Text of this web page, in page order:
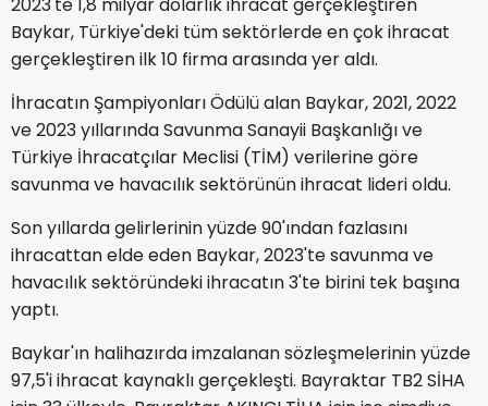
Baykar, Türkiye'deki tüm sektörlerde en çok ihracat
gerçekleştiren ilk 10 firma arasında yer aldı.
İhracatın Şampiyonları Ödülü alan Baykar, 2021, 2022
ve 2023 yıllarında Savunma Sanayii Başkanlığı ve
Türkiye İhracatçılar Meclisi (TİM) verilerine göre
savunma ve havacılık sektörünün ihracat lideri oldu.
Son yıllarda gelirlerinin yüzde 90'ından fazlasını
ihracattan elde eden Baykar, 2023'te savunma ve
havacılık sektöründeki ihracatın 3'te birini tek başına
yaptı.
Baykar'ın halihazırda imzalanan sözleşmelerinin yüzde
97,5'i ihracat kaynaklı gerçekleşti. Bayraktar TB2 SİHA